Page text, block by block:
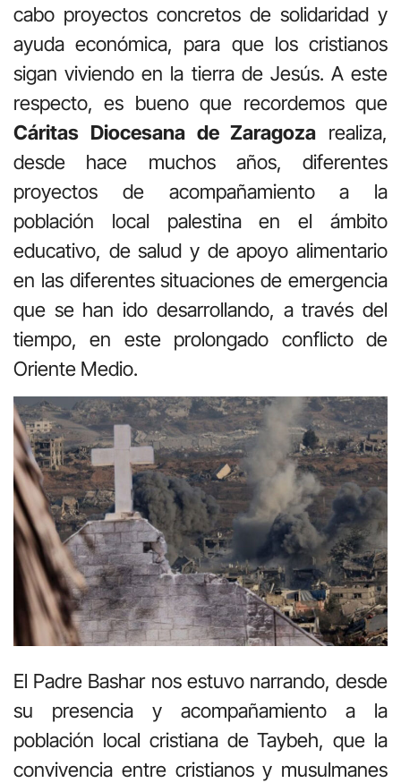
cabo proyectos concretos de solidaridad y
ayuda económica, para que los cristianos
sigan viviendo en la tierra de Jesús. A este
respecto, es bueno que recordemos que
Cáritas Diocesana de Zaragoza realiza,
desde hace muchos años, diferentes
proyectos de acompañamiento a la
población local palestina en el ámbito
educativo, de salud y de apoyo alimentario
en las diferentes situaciones de emergencia
que se han ido desarrollando, a través del
tiempo, en este prolongado conflicto de
Oriente Medio.
El Padre Bashar nos estuvo narrando, desde
su presencia y acompañamiento a la
población local cristiana de Taybeh, que la
convivencia entre cristianos y musulmanes